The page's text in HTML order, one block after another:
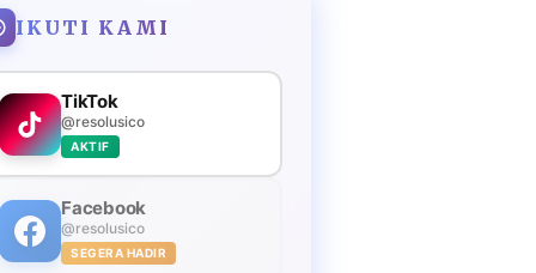
IKUTI KAMI
TikTok
@resolusico
AKTIF
Facebook
@resolusico
SEGERA HADIR